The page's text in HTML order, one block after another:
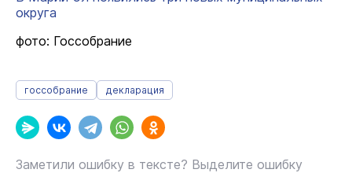
округа
фото: Госсобрание
госсобрание декларация
Заметили ошибку в тексте? Выделите ошибку